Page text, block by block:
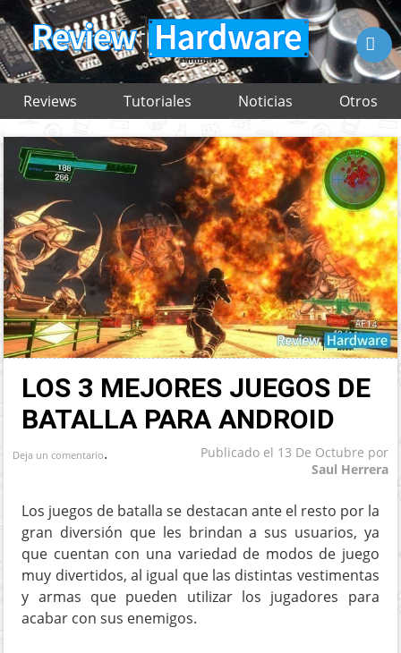
Reviews Tutoriales Noticias Otros
LOS 3 MEJORES JUEGOS DE
BATALLA PARA ANDROID
Publicado el 13 De Octubre por
Saul Herrera
Deja un comentario.
Los juegos de batalla se destacan ante el resto por la
gran diversión que les brindan a sus usuarios, ya
que cuentan con una variedad de modos de juego
muy divertidos, al igual que las distintas vestimentas
y armas que pueden utilizar los jugadores para
acabar con sus enemigos.
